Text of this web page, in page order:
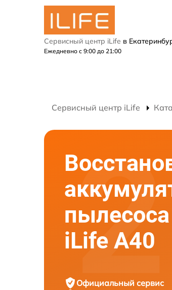
Сервисный центр iLife в
Ежедневно с 9:00 до 21:00
Сервисный центр iLife
пылесоса
iLife A40
Официальный сервис